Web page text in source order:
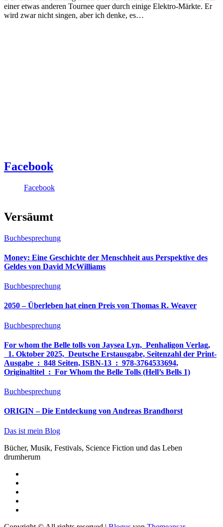
einer etwas anderen Tournee quer durch einige Elektro-Märkte. Er
wird zwar nicht singen, aber ich denke, es…
Facebook
Facebook
Versäumt
Buchbesprechung
Money: Eine Geschichte der Menschheit aus Perspektive des
Geldes von David McWilliams
Buchbesprechung
2050 – Überleben hat einen Preis von Thomas R. Weaver
Buchbesprechung
For whom the Belle tolls von Jaysea Lyn, ‎ Penhaligon Verlag,
‎ 1. Oktober 2025, ‎ Deutsche Erstausgabe, Seitenzahl der Print-
Ausgabe ‏ : ‎ 848 Seiten, ISBN-13 ‏ : ‎ 978-3764533694,
Originaltitel ‏ : ‎ For Whom the Belle Tolls (Hell’s Bells 1)
Buchbesprechung
ORIGIN – Die Entdeckung von Andreas Brandhorst
Das ist mein Blog
Bücher, Musik, Festivals, Science Fiction und das Leben
drumherum